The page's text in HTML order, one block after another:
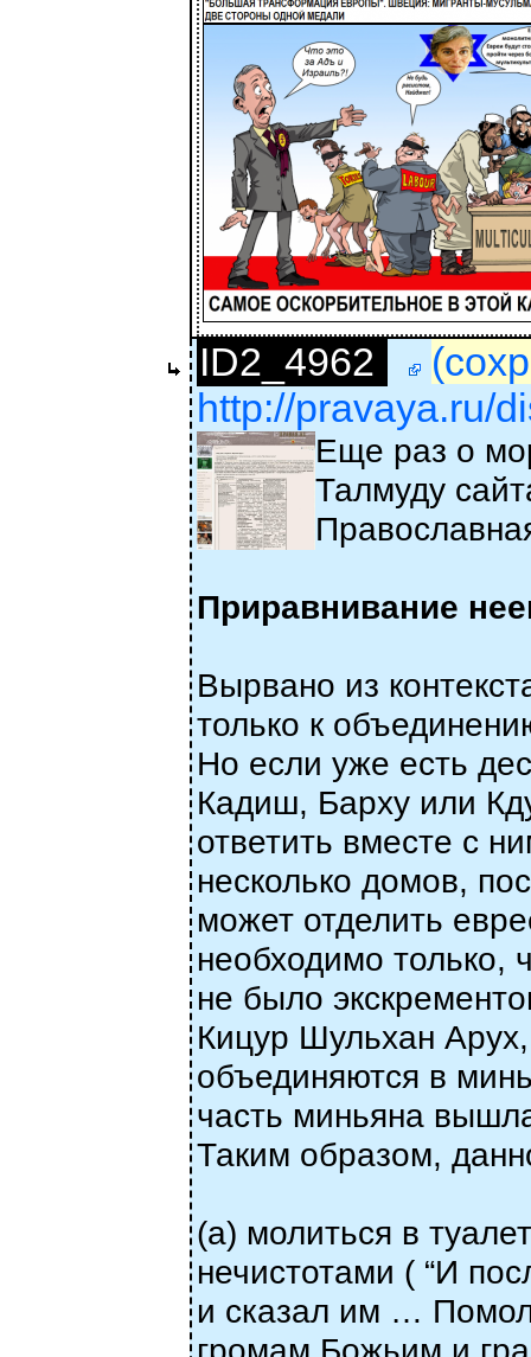
ID2_4962
http://pravaya.ru/
Еще раз о
Талмуду
Приравнивание
Вырвано из
только к
Но если уже есть
Кадиш, Барху или
ответить вместе с
несколько домов,
может отделить
необходимо
не было
Кицур Шульхан
объединяются в
часть миньяна
Таким образом,
(а) молиться в
нечистотами ( “И
и сказал им …